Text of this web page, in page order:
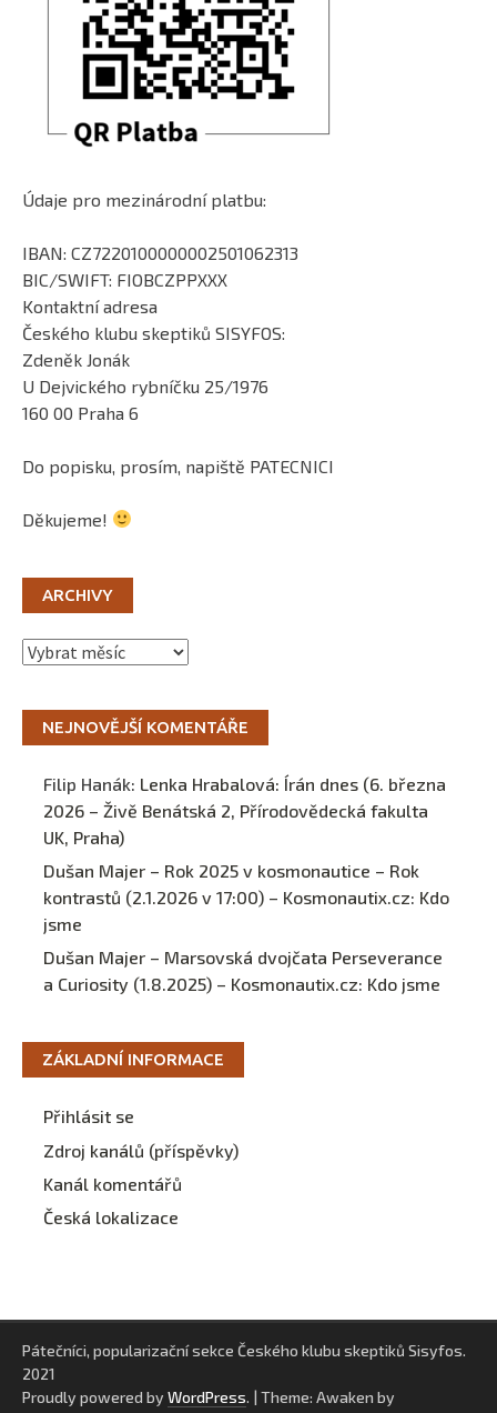
Údaje pro mezinárodní platbu:
IBAN: CZ7220100000002501062313
BIC/SWIFT: FIOBCZPPXXX
Kontaktní adresa
Českého klubu skeptiků SISYFOS:
Zdeněk Jonák
U Dejvického rybníčku 25/1976
160 00 Praha 6
Do popisku, prosím, napiště PATECNICI
Děkujeme!
ARCHIVY
Archivy
NEJNOVĚJŠÍ KOMENTÁŘE
Filip Hanák: Lenka Hrabalová: Írán dnes (6. března
2026 – Živě Benátská 2, Přírodovědecká fakulta
UK, Praha)
Dušan Majer – Rok 2025 v kosmonautice – Rok
kontrastů (2.1.2026 v 17:00) – Kosmonautix.cz: Kdo
jsme
Dušan Majer – Marsovská dvojčata Perseverance
a Curiosity (1.8.2025) – Kosmonautix.cz: Kdo jsme
ZÁKLADNÍ INFORMACE
Přihlásit se
Zdroj kanálů (příspěvky)
Kanál komentářů
Česká lokalizace
Pátečníci, popularizační sekce Českého klubu skeptiků Sisyfos.
2021
Proudly powered by WordPress.
Theme: Awaken by